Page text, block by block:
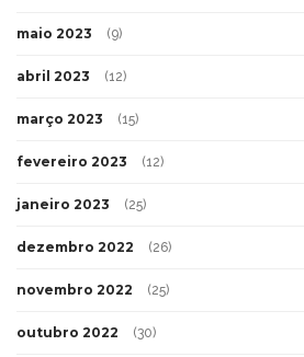
maio 2023 (9)
abril 2023 (12)
março 2023 (15)
fevereiro 2023 (12)
janeiro 2023 (25)
dezembro 2022 (26)
novembro 2022 (25)
outubro 2022 (30)